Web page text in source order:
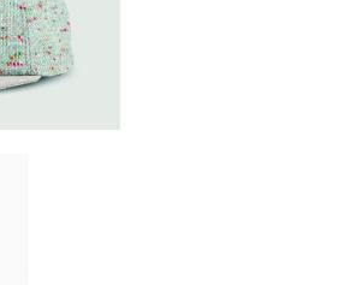
DOSSIER
10 AU 13 NOVEMBRE 2022